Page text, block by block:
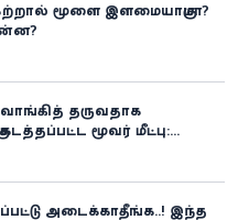
மூளை இளமையாகுமா?
தருவதாக
கடத்தப்பட்ட மூவர் மீட்பு:
அடைக்காதீங்க..! இந்த